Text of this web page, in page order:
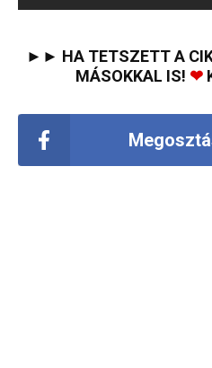
►► HA TETSZETT A
MÁSOKKAL IS! ❤